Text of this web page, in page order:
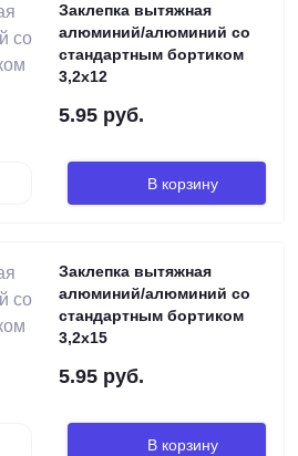
Заклепка вытяжная
алюминий/алюминий со
стандартным бортиком
3,2х12
5.95 руб.
В корзину
Заклепка вытяжная
алюминий/алюминий со
стандартным бортиком
3,2х15
5.95 руб.
В корзину